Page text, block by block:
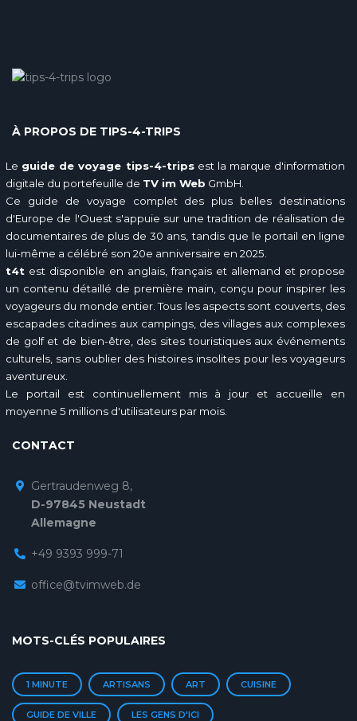
À PROPOS DE TIPS-4-TRIPS
Le guide de voyage tips-4-tripsest la marque d'information
digitale du portefeuille de TV im Web GmbH.
Ce guide de voyage complet des plus belles destinations
d'Europe de l'Ouest s'appuie sur une tradition de réalisation de
documentaires de plus de 30 ans, tandis que le portail en ligne
lui-même a célébré son 20e anniversaire en 2025.
t4t est disponible en anglais, français et allemand et propose
un contenu détaillé de première main, conçu pour inspirer les
voyageurs du monde entier. Tous les aspects sont couverts, des
escapades citadines aux campings, des villages aux complexes
de golf et de bien-être, des sites touristiques aux événements
culturels, sans oublier des histoires insolites pour les voyageurs
aventureux.
Le portail est continuellement mis à jour et accueille en
moyenne 5 millions d'utilisateurs par mois.
CONTACT
Gertraudenweg 8,
D-97845 Neustadt
Allemagne
+49 9393 999-71
office@tvimweb.de
MOTS-CLÉS POPULAIRES
1 MINUTE ARTISANS ART CUISINE
GUIDE DE VILLE LES GENS D'ICI